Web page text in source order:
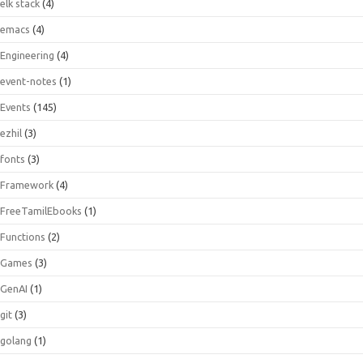
elk stack (4)
emacs (4)
Engineering (4)
event-notes (1)
Events (145)
ezhil (3)
fonts (3)
Framework (4)
FreeTamilEbooks (1)
Functions (2)
Games (3)
GenAI (1)
git (3)
golang (1)